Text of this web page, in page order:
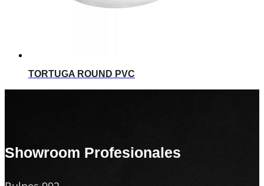
TORTUGA ROUND PVC
Showroom Profesionales